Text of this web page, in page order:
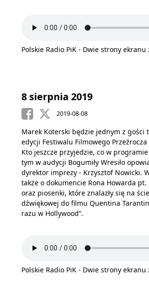
Polskie Radio PiK - Dwie strony ekranu
8 sierpnia 2019
2019-08-08
Marek Koterski będzie jednym z gości
edycji Festiwalu Filmowego Przeźrocza
Kto jeszcze przyjedzie, co w
tym w audycji Bogumiły Wresiło
dyrektor imprezy - Krzysztof Nowicki.
także o dokumencie Rona Howarda pt.
oraz piosenki, które znalazły się na
dźwiękowej do filmu Quentina
razu w Hollywood”.
Polskie Radio PiK - Dwie strony ekranu